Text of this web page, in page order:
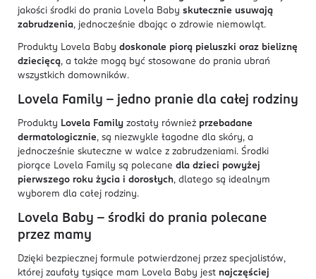
jakości środki do prania Lovela Baby skutecznie usuwają
zabrudzenia, jednocześnie dbając o zdrowie niemowląt.
Produkty Lovela Baby doskonale piorą pieluszki oraz bieliznę
dziecięcą, a także mogą być stosowane do prania ubrań
wszystkich domowników.
Lovela Family – jedno pranie dla całej rodziny
Produkty Lovela Family zostały również przebadane
dermatologicznie, są niezwykle łagodne dla skóry, a
jednocześnie skuteczne w walce z zabrudzeniami. Środki
piorące Lovela Family są polecane dla dzieci powyżej
pierwszego roku życia i dorosłych, dlatego są idealnym
wyborem dla całej rodziny.
Lovela Baby - środki do prania polecane
przez mamy
Dzięki bezpiecznej formule potwierdzonej przez specjalistów,
której zaufały tysiące mam Lovela Baby jest najczęściej